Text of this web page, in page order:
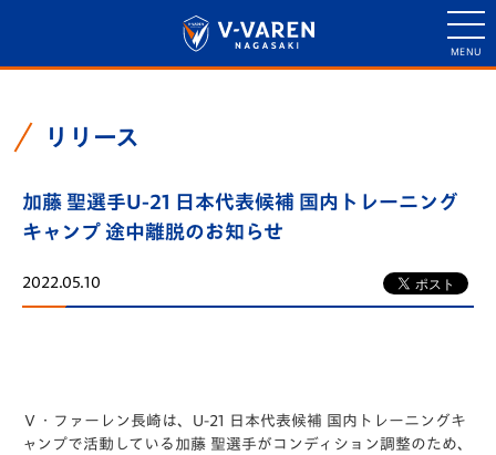
リリース
加藤 聖選手U-21 日本代表候補 国内トレーニング
キャンプ 途中離脱のお知らせ
2022.05.10
Ｖ・ファーレン長崎は、U-21 日本代表候補 国内トレーニングキ
ャンプで活動している加藤 聖選手がコンディション調整のため、